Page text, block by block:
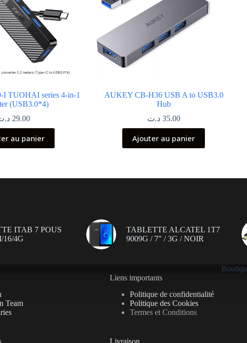
I TUOHAI series 4-in-1
(USB3.0*4)
29.00
au panier
AUKEY CB-H36 USB A to USB3.0
Hub‏
35.00 د.ت
Ajouter au panier
ITAB 7 POUS
16/4G
TABLETTE ALCATEL 1T7
9009G / 7″ / 3G / NOIR
Team
Liens importants
Politique de confidentialité
Politique des Cookies
Termes et Conditions
Livraison